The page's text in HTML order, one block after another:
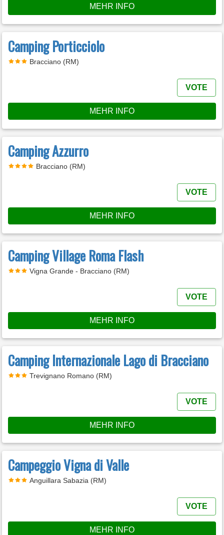
MEHR INFO
Camping Porticciolo
Bracciano (RM)
VOTE
MEHR INFO
Camping Azzurro
Bracciano (RM)
VOTE
MEHR INFO
Camping Village Roma Flash
Vigna Grande - Bracciano (RM)
VOTE
MEHR INFO
Camping Internazionale Lago di Bracciano
Trevignano Romano (RM)
VOTE
MEHR INFO
Campeggio Vigna di Valle
Anguillara Sabazia (RM)
VOTE
MEHR INFO